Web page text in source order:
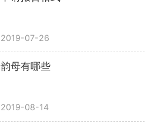
2019-07-26
韵母有哪些
2019-08-14